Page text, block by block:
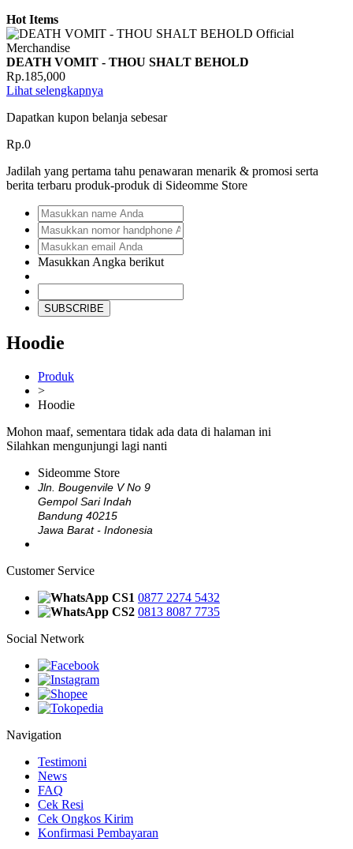
Hot Items
DEATH VOMIT - THOU SHALT BEHOLD
Rp.185,000
Lihat selengkapnya
Dapatkan kupon belanja sebesar
Rp.0
Jadilah yang pertama tahu penawaran menarik & promosi serta
berita terbaru produk-produk di Sideomme Store
Masukkan Angka berikut
SUBSCRIBE
Hoodie
Produk
>
Hoodie
Mohon maaf, sementara tidak ada data di halaman ini
Silahkan mengunjungi lagi nanti
Sideomme Store
Jln. Bougenvile V No 9
Gempol Sari Indah
Bandung 40215
Jawa Barat - Indonesia
Customer Service
CS1 0877 2274 5432
CS2 0813 8087 7735
Social Network
Navigation
Testimoni
News
FAQ
Cek Resi
Cek Ongkos Kirim
Konfirmasi Pembayaran